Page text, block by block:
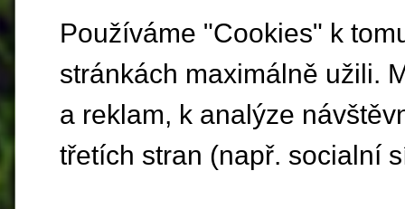
Používáme "Cookies" k
stránkách maximálně užili.
a reklam, k analýze
třetích stran (např. socialní